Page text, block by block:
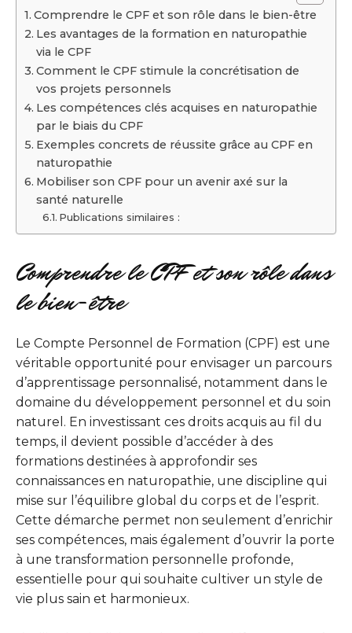
Comprendre le CPF et son rôle dans le bien-être
Les avantages de la formation en naturopathie
via le CPF
Comment le CPF stimule la concrétisation de
vos projets personnels
Les compétences clés acquises en naturopathie
par le biais du CPF
Exemples concrets de réussite grâce au CPF en
naturopathie
Mobiliser son CPF pour un avenir axé sur la
santé naturelle
Publications similaires :
Comprendre le CPF et son rôle dans
le bien-être
Le Compte Personnel de Formation (CPF) est une
véritable opportunité pour envisager un parcours
d’apprentissage personnalisé, notamment dans le
domaine du développement personnel et du soin
naturel. En investissant ces droits acquis au fil du
temps, il devient possible d’accéder à des
formations destinées à approfondir ses
connaissances en naturopathie, une discipline qui
mise sur l’équilibre global du corps et de l’esprit.
Cette démarche permet non seulement d’enrichir
ses compétences, mais également d’ouvrir la porte
à une transformation personnelle profonde,
essentielle pour qui souhaite cultiver un style de
vie plus sain et harmonieux.